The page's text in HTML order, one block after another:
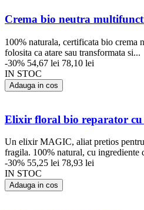
Crema bio neutra
100% naturala, certificata bio crema
folosita ca atare sau transformata si...
-30% 54,67 lei 78,10 lei
IN STOC
Adauga in cos
Elixir floral bio reparator cu
Un elixir MAGIC, aliat pretios
fragila. 100% natural, cu ingrediente
-30% 55,25 lei 78,93 lei
IN STOC
Adauga in cos